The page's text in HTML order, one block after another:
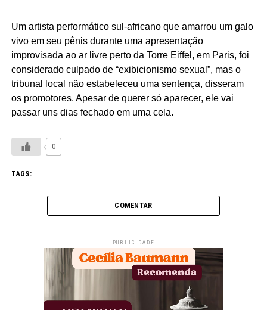
Um artista performático sul-africano que amarrou um galo
vivo em seu pênis durante uma apresentação
improvisada ao ar livre perto da Torre Eiffel, em Paris, foi
considerado culpado de “exibicionismo sexual”, mas o
tribunal local não estabeleceu uma sentença, disseram
os promotores. Apesar de querer só aparecer, ele vai
passar uns dias fechado em uma cela.
0
TAGS:
COMENTAR
PUBLICIDADE